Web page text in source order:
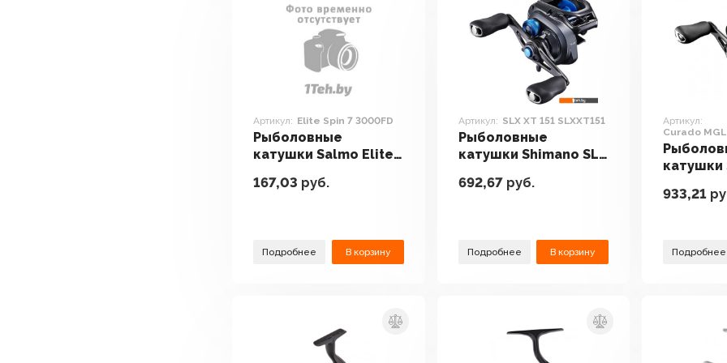
Артикул: Elite Spin 7 3000FD
Рыболовные
катушки Salmo Elite
167,03 руб.
Подробнее В корзину
Артикул: SLX XT 151 SLXXT151
Рыболовные
катушки Shimano SLX
692,67руб.
Подробнее В корзину
Артикул:
Curado MGL
катушки
933,21
Подробнее